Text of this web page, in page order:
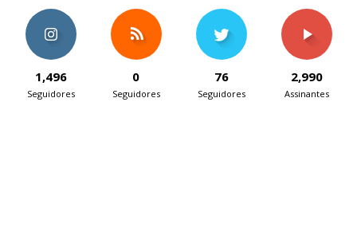
1,496
Seguidores
0
Seguidores
76
Seguidores
2,990
Assinantes